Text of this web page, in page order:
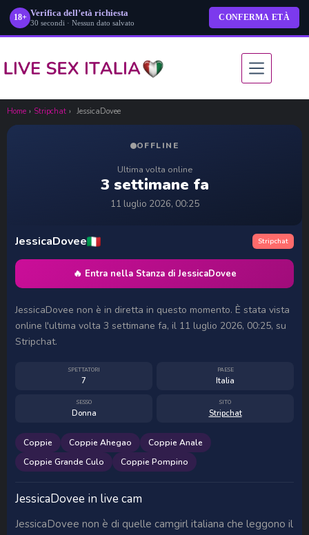
18+ Verifica dell’età richiesta
30 secondi · Nessun dato salvato
CONFERMA ETÀ
contenuto
Home › Stripchat › JessicaDovee
OFFLINE
Ultima volta online
3 settimane fa
11 luglio 2026, 00:25
JessicaDovee Stripchat
🔥 Entra nella Stanza di JessicaDovee
JessicaDovee non è in diretta in questo momento. È stata vista
online l'ultima volta 3 settimane fa, il 11 luglio 2026, 00:25, su
Stripchat.
SPETTATORI
7
PAESE
Italia
SESSO
Donna
SITO
Stripchat
Coppie Coppie Ahegao
Coppie Anale
Coppie Grande Culo
Coppie Pompino
JessicaDovee in live cam
JessicaDovee non è di quelle camgirl italiana che leggono il